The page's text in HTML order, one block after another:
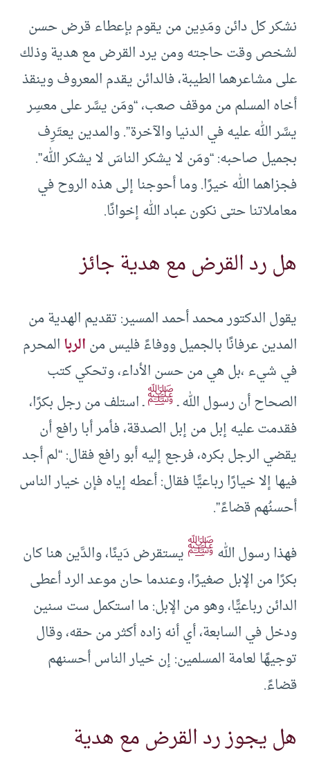
نشكر كل دائن ومَدِين من يقوم بإعطاء قرض حسن
لشخص وقت حاجته ومن يرد القرض مع هدية وذلك
على مشاعرهما الطيبة، فالدائن يقدم المعروف وينقذ
أخاه المسلم من موقف صعب، “ومَن يسَّر على معسِر
يسَّر الله عليه في الدنيا والآخرة”. والمدين يعتَرِف
بجميل صاحبه: “ومَن لا يشكر الناسَ لا يشكر الله”.
فجزاهما الله خيرًا. وما أحوجنا إلى هذه الروح في
معاملاتنا حتى نكون عباد الله إخوانًا.
هل رد القرض مع هدية جائز
يقول الدكتور محمد أحمد المسير: تقديم الهدية من
المدين عرفانًا بالجميل ووفاءً فليس منالرباالمحرم
في شيء ،بل هي من حسن الأداء، وتحكي كتب
الصحاح أن رسول الله ـﷺـ استلف من رجل بكرًا،
فقدمت عليه إبل من إبل الصدقة، فأمر أبا رافع أن
يقضي الرجل بكره، فرجع إليه أبو رافع فقال: “لم أجد
فيها إلا خيارًا رباعيًّا فقال: أعطه إياه فإن خيار الناس
أحسنُهم قضاءً”.
فهذا رسول اللهﷺيستقرض دَينًا، والدَّين هنا كان
بكرًا من الإبل صغيرًا، وعندما حان موعد الرد أعطى
الدائن رباعيًّا، وهو من الإبل: ما استكمل ست سنين
ودخل في السابعة، أي أنه زاده أكثر من حقه، وقال
توجيهًا لعامة المسلمين: إن خيار الناس أحسنهم
قضاءً.
هل يجوز رد القرض مع هدية